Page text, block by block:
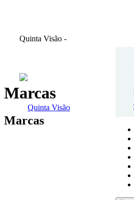
Quinta Visão -
Marcas
Marcas